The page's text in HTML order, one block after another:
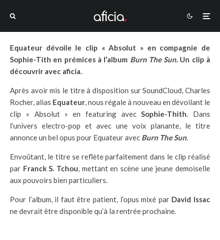
Equateur dévoile le clip « Absolut » en compagnie de
Sophie-Tith en prémices à l’album Burn The Sun. Un clip à
découvrir avec aficia.
Après avoir mis le titre à disposition sur SoundCloud, Charles
Rocher, alias Equateur, nous régale à nouveau en dévoilant le
clip « Absolut » en featuring avecSophie-Thith. Dans
l’univers electro-pop et avec une voix planante, le titre
annonce un bel opus pour Equateur avec Burn The Sun.
Envoûtant, le titre se reflète parfaitement dans le clip réalisé
par Franck S. Tchou, mettant en scène une jeune demoiselle
aux pouvoirs bien particuliers.
Pour l’album, il faut être patient, l’opus mixé parDavid Issac
ne devrait être disponible qu’à la rentrée prochaine.